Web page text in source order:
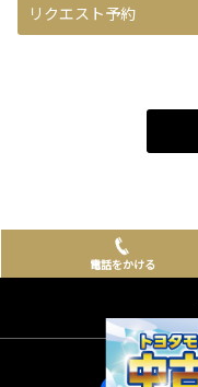
リクエスト予約
電話をかける